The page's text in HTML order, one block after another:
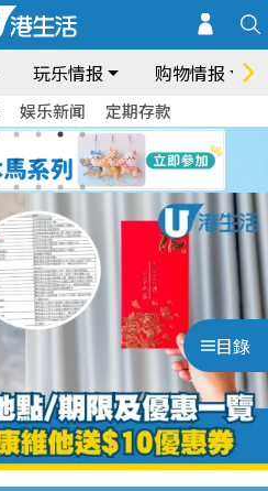
玩乐情报 购物情报
娱乐新闻 定期存款
目錄